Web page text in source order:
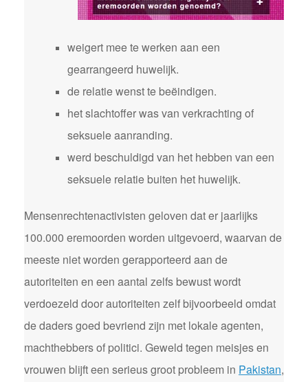
weigert mee te werken aan een
gearrangeerd huwelijk.
de relatie wenst te beëindigen.
het slachtoffer was van verkrachting of
seksuele aanranding.
werd beschuldigd van het hebben van een
seksuele relatie buiten het huwelijk.
Mensenrechtenactivisten geloven dat er jaarlijks
100.000 eremoorden worden uitgevoerd, waarvan de
meeste niet worden gerapporteerd aan de
autoriteiten en een aantal zelfs bewust wordt
verdoezeld door autoriteiten zelf bijvoorbeeld omdat
de daders goed bevriend zijn met lokale agenten,
machthebbers of politici. Geweld tegen meisjes en
vrouwen blijft een serieus groot probleem in Pakistan,